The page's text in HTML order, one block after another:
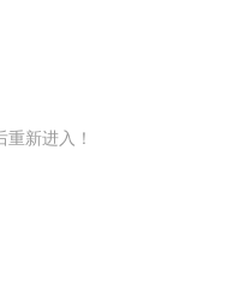
新进入！